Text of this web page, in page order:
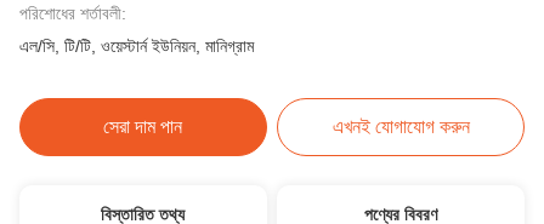
পরিশোধের শর্তাবলী:
এল/সি, টি/টি, ওয়েস্টার্ন ইউনিয়ন, মানিগ্রাম
সেরা দাম পান এখনই যোগাযোগ করুন
বিস্তারিত তথ্য পণ্যের বিবরণ